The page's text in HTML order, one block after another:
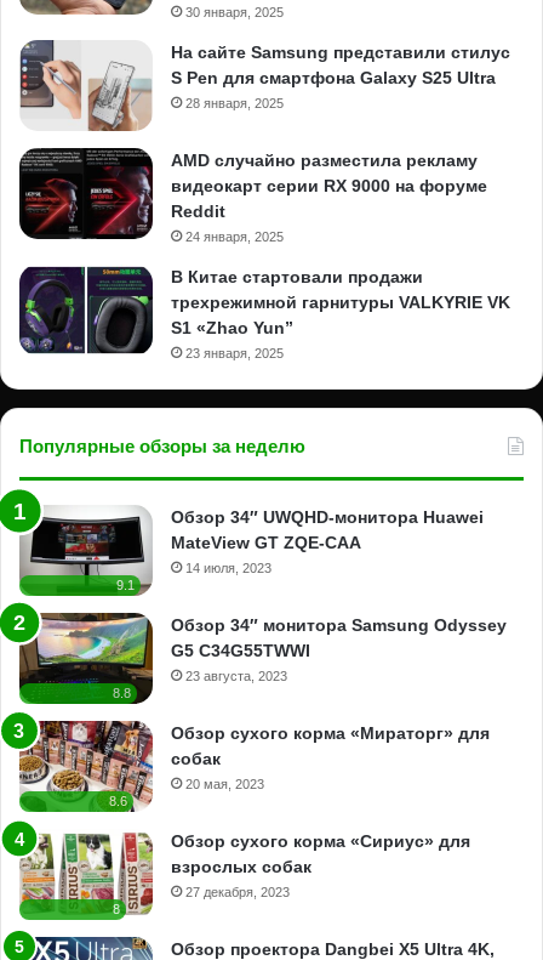
30 января, 2025
На сайте Samsung представили стилус
S Pen для смартфона Galaxy S25 Ultra
28 января, 2025
AMD случайно разместила рекламу
видеокарт серии RX 9000 на форуме
Reddit
24 января, 2025
В Китае стартовали продажи
трехрежимной гарнитуры VALKYRIE VK
S1 «Zhao Yun”
23 января, 2025
Популярные обзоры за неделю
9.1
Обзор 34″ UWQHD-монитора Huawei
MateView GT ZQE-CAA
14 июля, 2023
8.8
Обзор 34″ монитора Samsung Odyssey
G5 C34G55TWWI
23 августа, 2023
8.6
Обзор сухого корма «Мираторг» для
собак
20 мая, 2023
8
Обзор сухого корма «Сириус» для
взрослых собак
27 декабря, 2023
Обзор проектора Dangbei X5 Ultra 4K,